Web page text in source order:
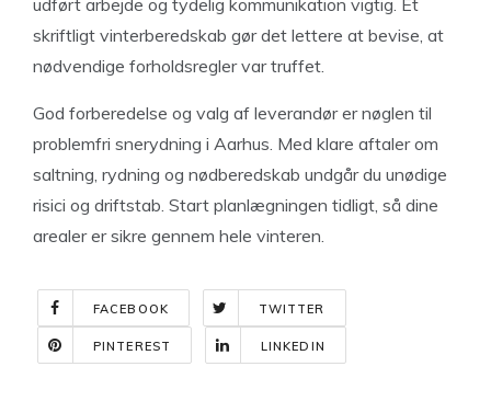
udført arbejde og tydelig kommunikation vigtig. Et
skriftligt vinterberedskab gør det lettere at bevise, at
nødvendige forholdsregler var truffet.
God forberedelse og valg af leverandør er nøglen til
problemfri snerydning i Aarhus. Med klare aftaler om
saltning, rydning og nødberedskab undgår du unødige
risici og driftstab. Start planlægningen tidligt, så dine
arealer er sikre gennem hele vinteren.
FACEBOOK TWITTER
PINTEREST LINKEDIN